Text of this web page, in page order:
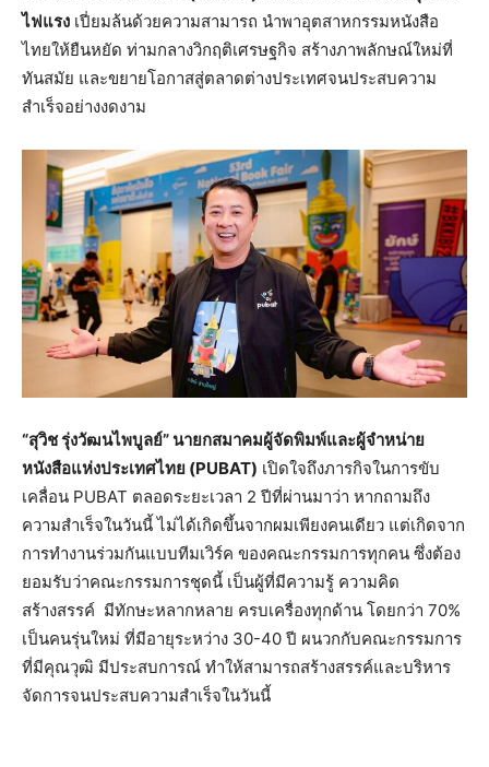
ไฟแรง เปี่ยมล้นด้วยความสามารถ นำพาอุตสาหกรรมหนังสือ
ไทยให้ยืนหยัด ท่ามกลางวิกฤติเศรษฐกิจ สร้างภาพลักษณ์ใหม่ที่
ทันสมัย และขยายโอกาสสู่ตลาดต่างประเทศจนประสบความ
สำเร็จอย่างงดงาม
“สุวิช รุ่งวัฒนไพบูลย์” นายกสมาคมผู้จัดพิมพ์และผู้จำหน่าย
หนังสือแห่งประเทศไทย (PUBAT) เปิดใจถึงภารกิจในการขับ
เคลื่อน PUBAT ตลอดระยะเวลา 2 ปีที่ผ่านมาว่า หากถามถึง
ความสำเร็จในวันนี้ ไม่ได้เกิดขึ้นจากผมเพียงคนเดียว แต่เกิดจาก
การทำงานร่วมกันแบบทีมเวิร์ค ของคณะกรรมการทุกคน ซึ่งต้อง
ยอมรับว่าคณะกรรมการชุดนี้ เป็นผู้ที่มีความรู้ ความคิด
สร้างสรรค์ มีทักษะหลากหลาย ครบเครื่องทุกด้าน โดยกว่า 70%
เป็นคนรุ่นใหม่ ที่มีอายุระหว่าง 30-40 ปี ผนวกกับคณะกรรมการ
ที่มีคุณวุฒิ มีประสบการณ์ ทำให้สามารถสร้างสรรค์และบริหาร
จัดการจนประสบความสำเร็จในวันนี้